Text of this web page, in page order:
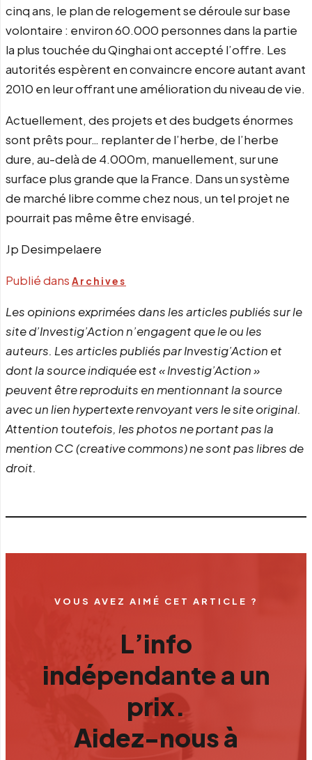
cinq ans, le plan de relogement se déroule sur base
volontaire : environ 60.000 personnes dans la partie
la plus touchée du Qinghai ont accepté l’offre. Les
autorités espèrent en convaincre encore autant avant
2010 en leur offrant une amélioration du niveau de vie.
Actuellement, des projets et des budgets énormes
sont prêts pour… replanter de l’herbe, de l’herbe
dure, au-delà de 4.000m, manuellement, sur une
surface plus grande que la France. Dans un système
de marché libre comme chez nous, un tel projet ne
pourrait pas même être envisagé.
Jp Desimpelaere
Publié dans Archives
Les opinions exprimées dans les articles publiés sur le
site d’Investig’Action n’engagent que le ou les
auteurs. Les articles publiés par Investig’Action et
dont la source indiquée est « Investig’Action »
peuvent être reproduits en mentionnant la source
avec un lien hypertexte renvoyant vers le site original.
Attention toutefois, les photos ne portant pas la
mention CC (creative commons) ne sont pas libres de
droit.
VOUS AVEZ AIMÉ CET ARTICLE ?
L’info
indépendante a un
prix.
Aidez-nous à